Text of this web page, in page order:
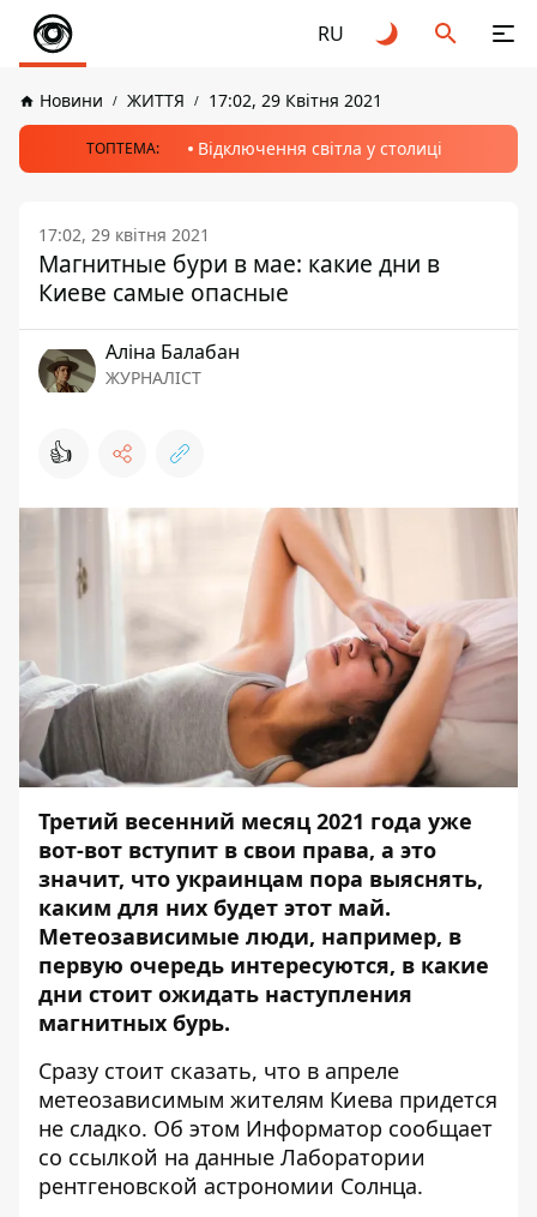
RU
Новини ЖИТТЯ 17:02, 29 Квітня 2021
ТОПТЕМА: Відключення світла у столиці
17:02, 29 квітня 2021
Магнитные бури в мае: какие дни в
Киеве самые опасные
Аліна Балабан
ЖУРНАЛІСТ
👍
Третий весенний месяц 2021 года уже
вот-вот вступит в свои права, а это
значит, что украинцам пора выяснять,
каким для них будет этот май.
Метеозависимые люди, например, в
первую очередь интересуются, в какие
дни стоит ожидать наступления
магнитных бурь.
Сразу стоит сказать, что в апреле
метеозависимым жителям Киева придется
не сладко. Об этом Информатор сообщает
со ссылкой на данные Лаборатории
рентгеновской астрономии Солнца.